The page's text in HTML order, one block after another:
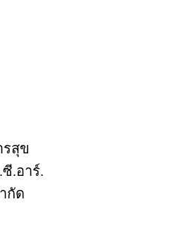
สุข
.อาร์.
กัด